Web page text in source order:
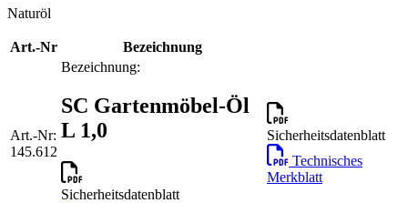
Naturöl
Art.-Nr Bezeichnung
Art.-Nr:
145.612
Bezeichnung:
SC Gartenmöbel-Öl
L 1,0
Sicherheitsdatenblatt
Sicherheitsdatenblatt
Technisches
Merkblatt